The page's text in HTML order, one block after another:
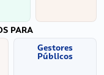
PARA
Gestores
Públicos